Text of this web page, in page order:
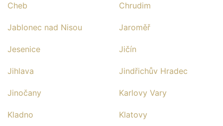
Cheb Chrudim
Jablonec nad Nisou Jaroměř
Jesenice Jičín
Jihlava Jindřichův Hradec
Jinočany Karlovy Vary
Kladno Klatovy